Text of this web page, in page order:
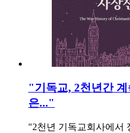
"기독교, 2천년간
은..."
"2천년 기독교회사에서